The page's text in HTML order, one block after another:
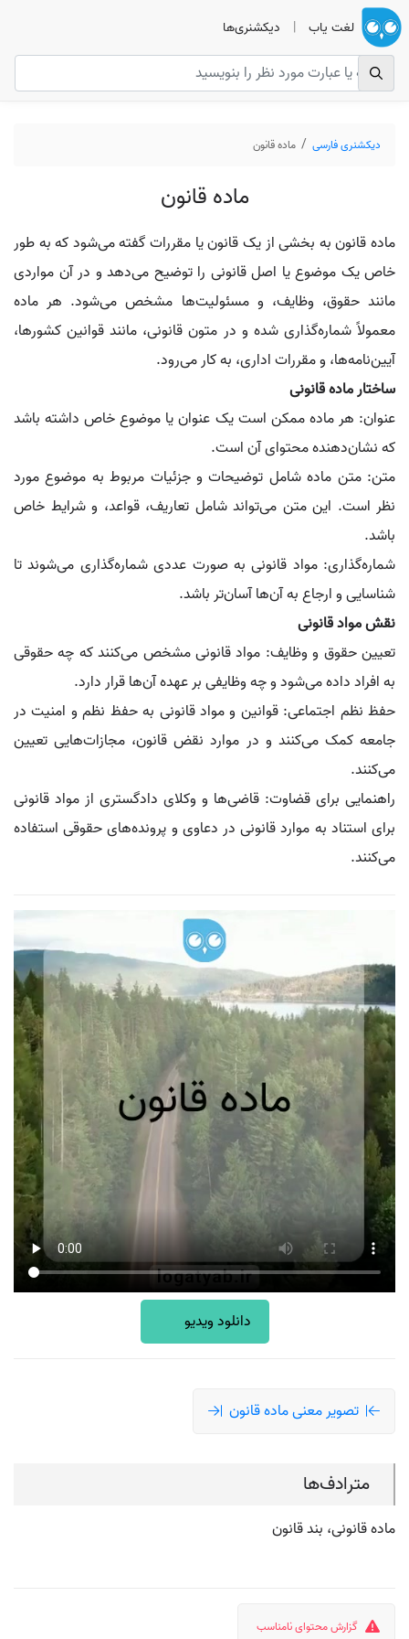
لغت یاب | دیکشنری‌ها
دیکشنری فارسی ماده قانون
ماده قانون
ماده قانون به بخشی از یک قانون یا مقررات گفته می‌شود که به طور
خاص یک موضوع یا اصل قانونی را توضیح می‌دهد و در آن مواردی
مانند حقوق، وظایف، و مسئولیت‌ها مشخص می‌شود. هر ماده
معمولاً شماره‌گذاری شده و در متون قانونی، مانند قوانین کشورها،
آیین‌نامه‌ها، و مقررات اداری، به کار می‌رود.
ساختار ماده قانونی
عنوان: هر ماده ممکن است یک عنوان یا موضوع خاص داشته باشد
که نشان‌دهنده محتوای آن است.
متن: متن ماده شامل توضیحات و جزئیات مربوط به موضوع مورد
نظر است. این متن می‌تواند شامل تعاریف، قواعد، و شرایط خاص
باشد.
شماره‌گذاری: مواد قانونی به صورت عددی شماره‌گذاری می‌شوند تا
شناسایی و ارجاع به آن‌ها آسان‌تر باشد.
نقش مواد قانونی
تعیین حقوق و وظایف: مواد قانونی مشخص می‌کنند که چه حقوقی
به افراد داده می‌شود و چه وظایفی بر عهده آن‌ها قرار دارد.
حفظ نظم اجتماعی: قوانین و مواد قانونی به حفظ نظم و امنیت در
جامعه کمک می‌کنند و در موارد نقض قانون، مجازات‌هایی تعیین
می‌کنند.
راهنمایی برای قضاوت: قاضی‌ها و وکلای دادگستری از مواد قانونی
برای استناد به موارد قانونی در دعاوی و پرونده‌های حقوقی استفاده
می‌کنند.
دانلود ویدیو
تصویر معنی ماده قانون
مترادف‌ها
ماده قانونی، بند قانون
گزارش محتوای نامناسب